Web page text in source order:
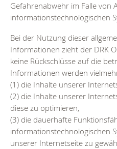
Gefahrenabwehr im Falle von
informationstechnologischen
Bei der Nutzung dieser
Informationen zieht der DRK
keine Rückschlüsse auf die
Informationen werden
(1) die Inhalte unserer
(2) die Inhalte unserer
diese zu optimieren,
(3) die dauerhafte
informationstechnologischen
unserer Internetseite zu